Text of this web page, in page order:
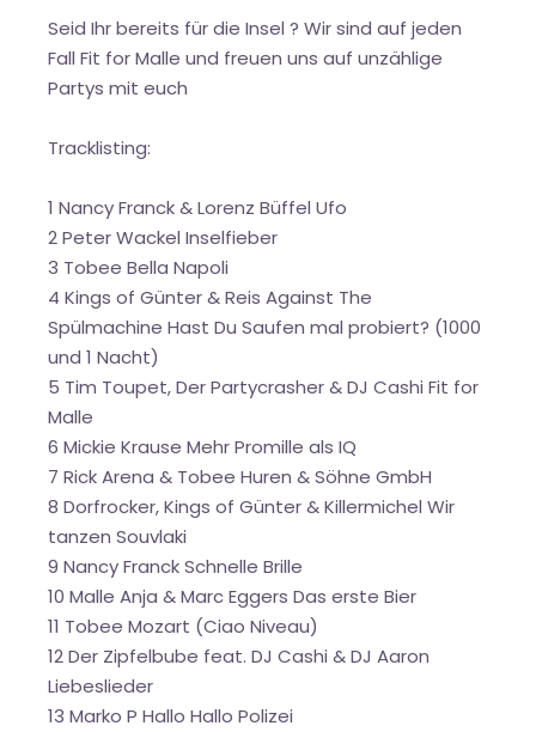
Seid Ihr bereits für die Insel ? Wir sind auf jeden
Fall Fit for Malle und freuen uns auf unzählige
Partys mit euch
Tracklisting:
1 Nancy Franck & Lorenz Büffel Ufo
2 Peter Wackel Inselfieber
3 Tobee Bella Napoli
4 Kings of Günter & Reis Against The
Spülmachine Hast Du Saufen mal probiert? (1000
und 1 Nacht)
5 Tim Toupet, Der Partycrasher & DJ Cashi Fit for
Malle
6 Mickie Krause Mehr Promille als IQ
7 Rick Arena & Tobee Huren & Söhne GmbH
8 Dorfrocker, Kings of Günter & Killermichel Wir
tanzen Souvlaki
9 Nancy Franck Schnelle Brille
10 Malle Anja & Marc Eggers Das erste Bier
11 Tobee Mozart (Ciao Niveau)
12 Der Zipfelbube feat. DJ Cashi & DJ Aaron
Liebeslieder
13 Marko P Hallo Hallo Polizei